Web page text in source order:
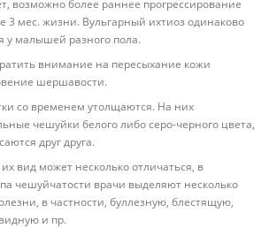
возможно более раннее прогрессирование
3 мес. жизни. Вульгарный ихтиоз одинаково
у малышей разного пола.
внимание на пересыхание кожи
шершавости.
со временем утолщаются. На них
чешуйки белого либо серо-черного цвета,
друг друга.
вид может несколько отличаться, в
чешуйчатости врачи выделяют несколько
в частности, буллезную, блестящую,
и пр.